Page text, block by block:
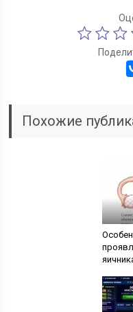
Похожие